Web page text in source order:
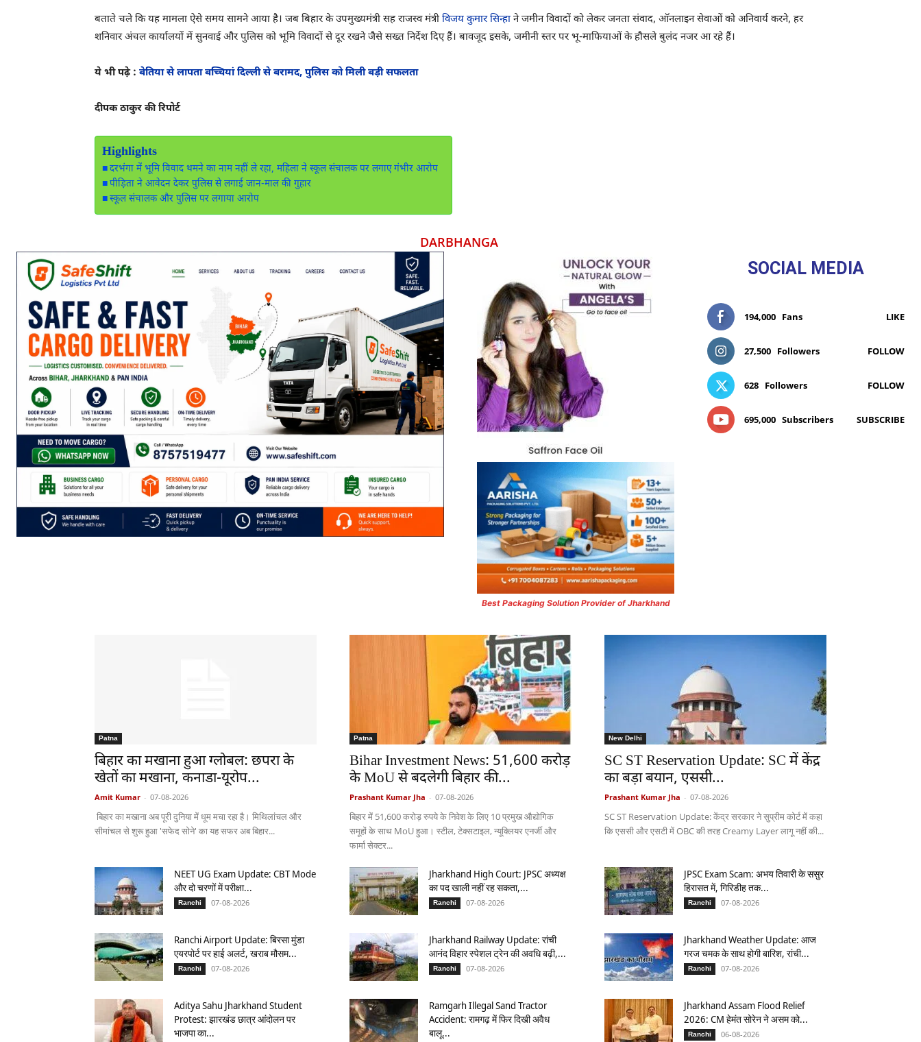
बताते चले कि यह मामला ऐसे समय सामने आया है। जब बिहार के उपमुख्यमंत्री सह राजस्व मंत्री विजय कुमार सिन्हाने जमीन विवादों को लेकर जनता संवाद, ऑनलाइन सेवाओं को अनिवार्य करने, हर
शनिवार अंचल कार्यालयों में सुनवाई और पुलिस को भूमि विवादों से दूर रखने जैसे सख्त निर्देश दिए हैं। बावजूद इसके, जमीनी स्तर पर भू-माफियाओं के हौसले बुलंद नजर आ रहे हैं।
ये भी पढ़े : बेतिया से लापता बच्चियां दिल्ली से बरामद, पुलिस को मिली बड़ी सफलता
दीपक ठाकुर की रिपोर्ट
Highlights
दरभंगा में भूमि विवाद थमने का नाम नहीं ले रहा, महिला ने स्कूल संचालक पर लगाए गंभीर आरोप
पीड़िता ने आवेदन देकर पुलिस से लगाई जान-माल की गुहार
स्कूल संचालक और पुलिस पर लगाया आरोप
DARBHANGA
Best Packaging Solution Provider of Jharkhand
SOCIAL MEDIA
194,000 Fans LIKE
27,500 Followers FOLLOW
628 Followers FOLLOW
695,000 Subscribers SUBSCRIBE
Patna
बिहार का मखाना हुआ ग्लोबल: छपरा के
खेतों का मखाना, कनाडा-यूरोप...
Amit Kumar - 07-08-2026
बिहार का मखाना अब पूरी दुनिया में धूम मचा रहा है। मिथिलांचल और
सीमांचल से शुरू हुआ 'सफेद सोने' का यह सफर अब बिहार...
Patna
Bihar Investment News: 51,600 करोड़
के MoU से बदलेगी बिहार की...
Prashant Kumar Jha - 07-08-2026
बिहार में 51,600 करोड़ रुपये के निवेश के लिए 10 प्रमुख औद्योगिक
समूहों के साथ MoU हुआ। स्टील, टेक्सटाइल, न्यूक्लियर एनर्जी और
फार्मा सेक्टर...
New Delhi
SC ST Reservation Update: SC में केंद्र
का बड़ा बयान, एससी...
Prashant Kumar Jha - 07-08-2026
SC ST Reservation Update: केंद्र सरकार ने सुप्रीम कोर्ट में कहा
कि एससी और एसटी में OBC की तरह Creamy Layer लागू नहीं की...
NEET UG Exam Update: CBT Mode
और दो चरणों में परीक्षा...
Ranchi 07-08-2026
Jharkhand High Court: JPSC अध्यक्ष
का पद खाली नहीं रह सकता,...
Ranchi 07-08-2026
JPSC Exam Scam: अभय तिवारी के ससुर
हिरासत में, गिरिडीह तक...
Ranchi 07-08-2026
Ranchi Airport Update: बिरसा मुंडा
एयरपोर्ट पर हाई अलर्ट, खराब मौसम...
Ranchi 07-08-2026
Jharkhand Railway Update: रांची
आनंद विहार स्पेशल ट्रेन की अवधि बढ़ी,...
Ranchi 07-08-2026
Jharkhand Weather Update: आज
गरज चमक के साथ होगी बारिश, रांची...
Ranchi 07-08-2026
Aditya Sahu Jharkhand Student
Protest: झारखंड छात्र आंदोलन पर
भाजपा का...
Ramgarh Illegal Sand Tractor
Accident: रामगढ़ में फिर दिखी अवैध
बालू...
Jharkhand Assam Flood Relief
2026: CM हेमंत सोरेन ने असम को...
Ranchi 06-08-2026